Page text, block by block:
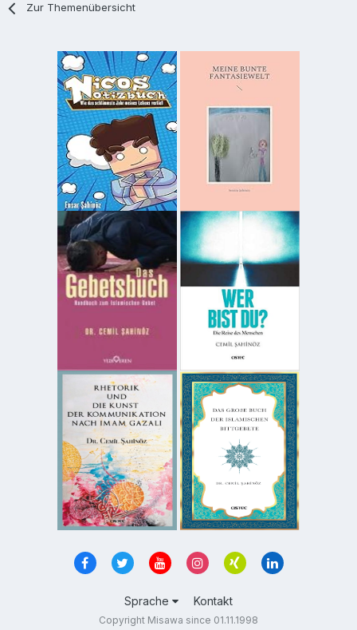
Zur Themenübersicht
Sprache Kontakt
Copyright Misawa since 01.11.1998